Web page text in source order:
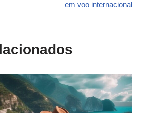
em voo internacional